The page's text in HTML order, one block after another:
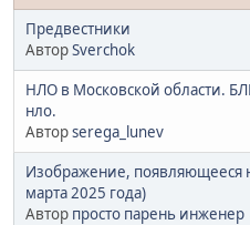
Предвестники
АвторSverchok
НЛО в Московской области.
нло.
Авторserega_lunev
Изображение, появляющееся
марта 2025 года)
Автор просто парень инженер